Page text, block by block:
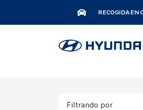
RECOGIDA EN
Filtrando por